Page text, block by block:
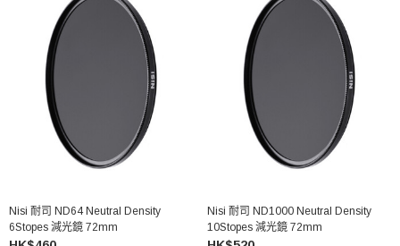
Nisi 耐司 ND64 Neutral Density
6Stopes 減光鏡 72mm
Nisi 耐司 ND1000 Neutral Density
10Stopes 減光鏡 72mm